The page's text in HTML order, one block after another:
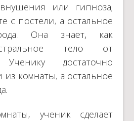
или гипноза;
с постели, а остальное
Она знает, как
тело от
Ученику достаточно
из комнаты, а остальное
ученик сделает